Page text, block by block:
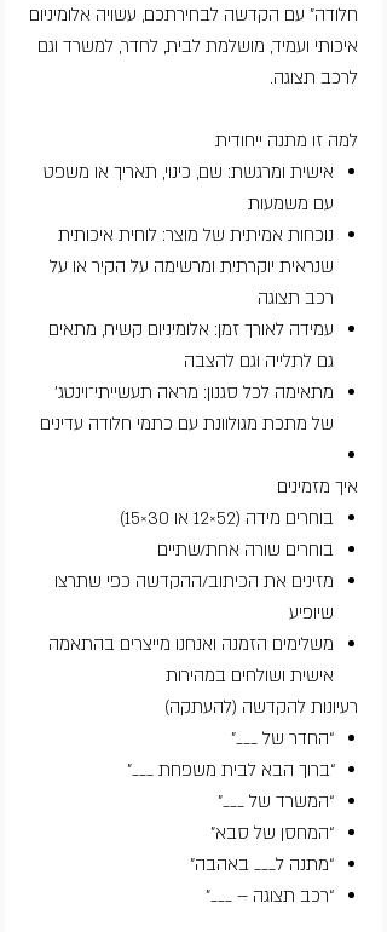
חלודה” עם הקדשה לבחירתכם, עשויה אלומיניום
איכותי ועמיד, מושלמת לבית, לחדר, למשרד וגם
לרכב תצוגה.
למה זו מתנה ייחודית
אישית ומרגשת: שם, כינוי, תאריך או משפט
עם משמעות
נוכחות אמיתית של מוצר: לוחית איכותית
שנראית יוקרתית ומרשימה על הקיר או על
רכב תצוגה
עמידה לאורך זמן: אלומיניום קשיח, מתאים
גם לתלייה וגם להצבה
מתאימה לכל סגנון: מראה תעשייתי־וינטג’
של מתכת מגולוונת עם כתמי חלודה עדינים
איך מזמינים
בוחרים מידה (52×12 או 30×15)
בוחרים שורה אחת/שתיים
מזינים את הכיתוב/ההקדשה כפי שתרצו
שיופיע
משלימים הזמנה ואנחנו מייצרים בהתאמה
אישית ושולחים במהירות
רעיונות להקדשה (להעתקה)
“החדר של ___”
“ברוך הבא לבית משפחת ___”
“המשרד של ___”
“המחסן של סבא”
“מתנה ל___ באהבה”
“רכב תצוגה – ___”